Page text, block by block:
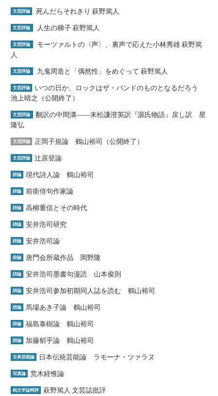
文芸評論 死んだらそれきり 萩野篤人
文芸評論 人生の梯子 萩野篤人
文芸評論
モーツァルトの〈声〉、裏声で応えた小林秀雄 萩野篤
人
文芸評論 九鬼周造と「偶然性」をめぐって 萩野篤人
文芸評論
いつの日か、ロックはザ・バンドのものとなるだろう
池上晴之（公開終了）
文芸評論
翻訳の中間溝――末松謙澄英訳『源氏物語』戻し訳 星
隆弘
文芸評論 正岡子規論 鶴山裕司（公開終了）
文芸評論 辻原登論
詩論 現代詩人論 鶴山裕司
詩論 前衛俳句作家論
詩論 高柳重信とその時代
詩論 安井浩司研究
詩論 安井浩司論
詩論 唐門会所蔵作品 岡野隆
詩論 安井浩司墨書句漫読 山本俊則
詩論 安井浩司参加初期同人誌を読む 鶴山裕司
詩論 馬場あき子論 鶴山裕司
詩論 福島泰樹論 鶴山裕司
詩論 加藤郁乎論 鶴山裕司
古典芸能論 日本伝統芸能論 ラモーナ・ツァラヌ
写真論 荒木経惟論
純文学誌時評 萩野篤人 文芸誌批評